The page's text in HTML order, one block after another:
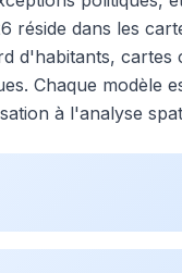
réside dans les
d'habitants,
Chaque modèle
à l'analyse